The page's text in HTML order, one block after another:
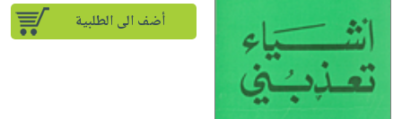
إختياراتنا
كتب
أكاديمية
صندوق
iKitab
بلا
حدود
يتكرر
طرحها
تحميل
المواضيع
الأكثر
مبيعاً
إختياراتنا
الصحة
والعناية
أضف الى الطلبية